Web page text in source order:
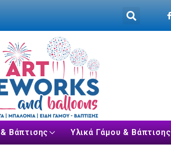
Βάπτισης Υλικά Γάμου & Βάπτισης